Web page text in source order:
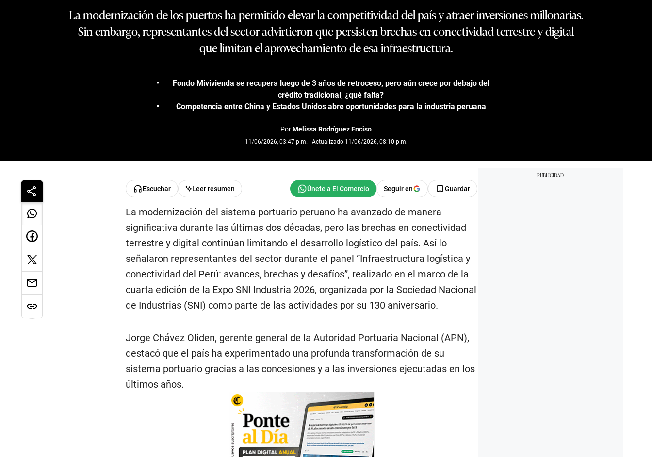
La modernización de los puertos ha permitido elevar la competitividad del país y atraer inversiones millonarias.
Sin embargo, representantes del sector advirtieron que persisten brechas en conectividad terrestre y digital
que limitan el aprovechamiento de esa infraestructura.
Fondo Mivivienda se recupera luego de 3 años de retroceso, pero aún crece por debajo del
crédito tradicional, ¿qué falta?
Competencia entre China y Estados Unidos abre oportunidades para la industria peruana
PorMelissa Rodríguez Enciso
11/06/2026, 03:47 p.m. | Actualizado 11/06/2026, 08:10 p.m.
Escuchar Leer resumen Seguir en Guardar
La modernización del sistema portuario peruano ha avanzado de manera
significativa durante las últimas dos décadas, pero las brechas en conectividad
terrestre y digital continúan limitando el desarrollo logístico del país. Así lo
señalaron representantes del sector durante el panel “Infraestructura logística y
conectividad del Perú: avances, brechas y desafíos”, realizado en el marco de la
cuarta edición de la Expo SNI Industria 2026, organizada por la Sociedad Nacional
de Industrias (SNI) como parte de las actividades por su 130 aniversario.
Jorge Chávez Oliden, gerente general de la Autoridad Portuaria Nacional (APN),
destacó que el país ha experimentado una profunda transformación de su
sistema portuario gracias a las concesiones y a las inversiones ejecutadas en los
últimos años.